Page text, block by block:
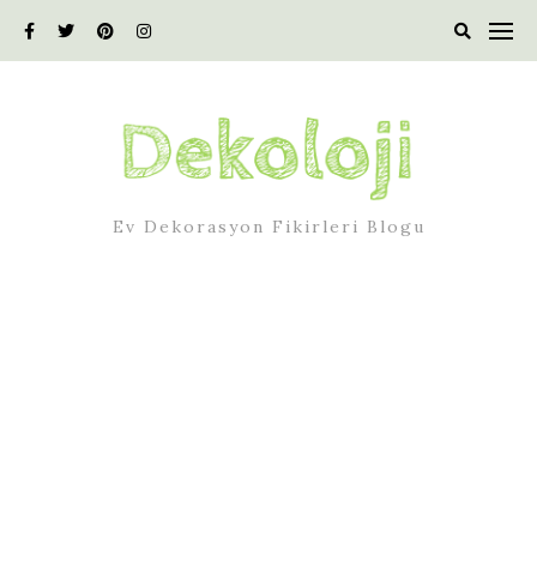
Ev Dekorasyon Fikirleri Blogu